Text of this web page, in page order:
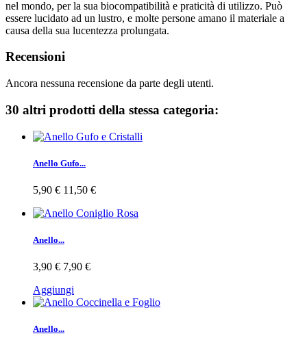
nel mondo, per la sua biocompatibilità e praticità di utilizzo. Può
essere lucidato ad un lustro, e molte persone amano il materiale a
causa della sua lucentezza prolungata.
Recensioni
Ancora nessuna recensione da parte degli utenti.
30 altri prodotti della stessa categoria:
Anello Gufo...
5,90 € 11,50 €
Anello...
3,90 € 7,90 €
Aggiungi
Anello...